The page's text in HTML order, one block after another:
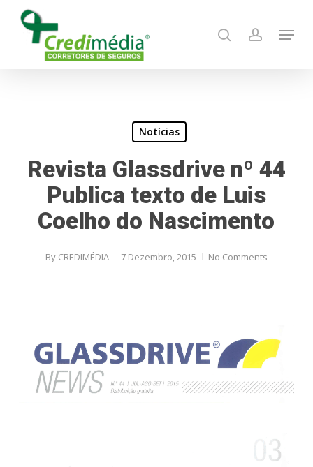
search account
Menu
Notícias
Revista Glassdrive nº 44
Publica texto de Luis
Coelho do Nascimento
By CREDIMÉDIA 7 Dezembro, 2015 No Comments